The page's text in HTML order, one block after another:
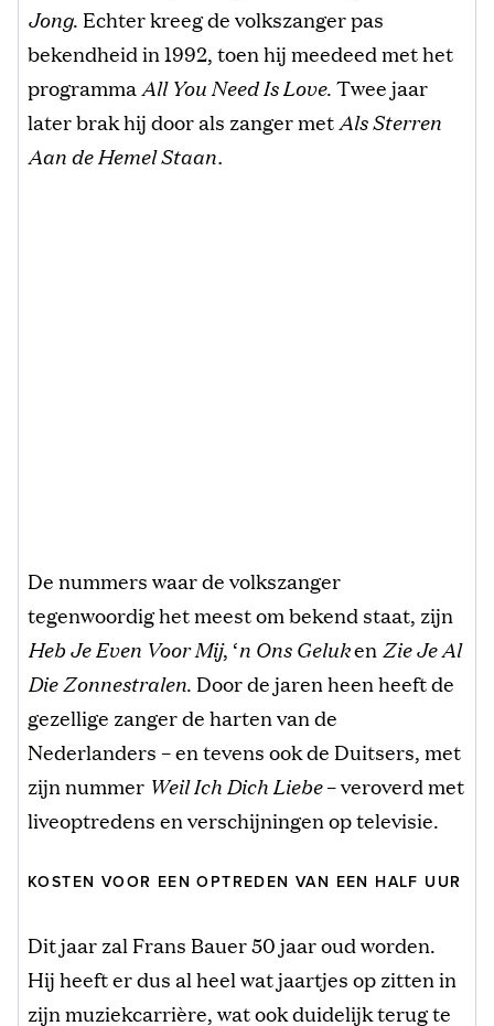
Jong. Echter kreeg de volkszanger pas
bekendheid in 1992, toen hij meedeed met het
programma All You Need Is Love. Twee jaar
later brak hij door als zanger metAls Sterren
Aan de Hemel Staan.
De nummers waar de volkszanger
tegenwoordig het meest om bekend staat, zijn
Heb Je Even Voor Mij, ‘n Ons Geluken Zie Je Al
Die Zonnestralen. Door de jaren heen heeft de
gezellige zanger de harten van de
Nederlanders – en tevens ook de Duitsers, met
zijn nummer Weil Ich Dich Liebe– veroverd met
liveoptredens en verschijningen op televisie.
KOSTEN VOOR EEN OPTREDEN VAN EEN HALF UUR
Dit jaar zal Frans Bauer 50 jaar oud worden.
Hij heeft er dus al heel wat jaartjes op zitten in
zijn muziekcarrière, wat ook duidelijk terug te